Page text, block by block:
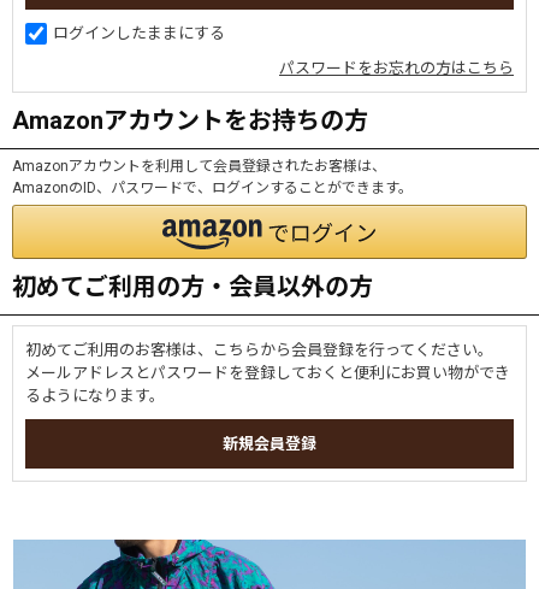
ログインしたままにする
パスワードをお忘れの方はこちら
Amazonアカウントをお持ちの方
Amazonアカウントを利用して会員登録されたお客様は、
AmazonのID、パスワードで、ログインすることができます。
初めてご利用の方・会員以外の方
初めてご利用のお客様は、こちらから会員登録を行ってください。
メールアドレスとパスワードを登録しておくと便利にお買い物ができ
るようになります。